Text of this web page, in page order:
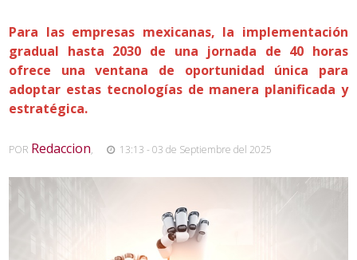
Para las empresas mexicanas, la implementación
gradual hasta 2030 de una jornada de 40 horas
ofrece una ventana de oportunidad única para
adoptar estas tecnologías de manera planificada y
estratégica.
POR Redaccion, 13:13 - 03 de Septiembre del 2025